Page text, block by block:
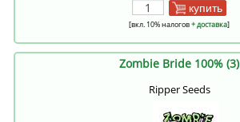
купить
[вкл. 10% налогов+ доставка]
Zombie Bride 100% (3)
Ripper Seeds